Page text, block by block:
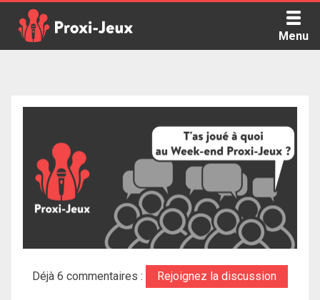
content
Menu
Déjà 6 commentaires : Rejoignez la discussion